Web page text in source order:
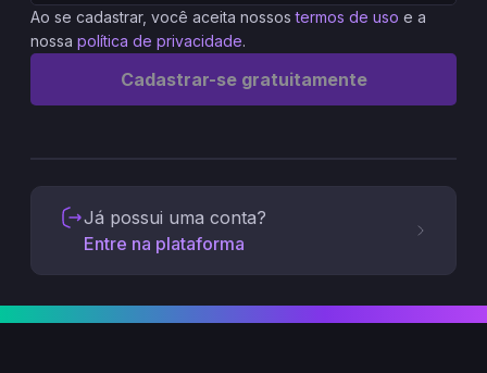
Ao se cadastrar, você aceita nossos termos de uso e a
nossa política de privacidade.
Cadastrar-se gratuitamente
Já possui uma conta?
Entre na plataforma